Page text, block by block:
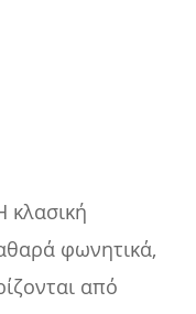
κλασική
φωνητικά,
από